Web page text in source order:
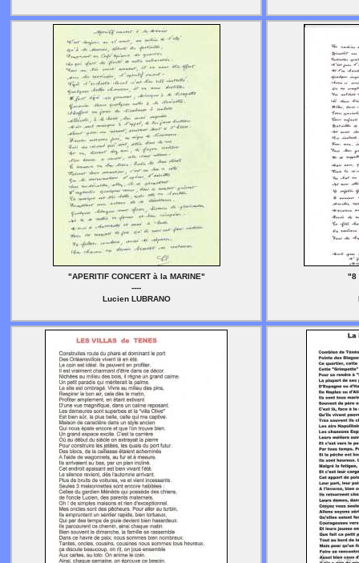
"APERITIF CONCERT à la MARINE"
----
Lucien LUBRANO
"8